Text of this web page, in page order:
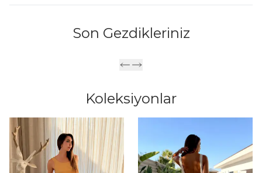
Son Gezdikleriniz
Koleksiyonlar